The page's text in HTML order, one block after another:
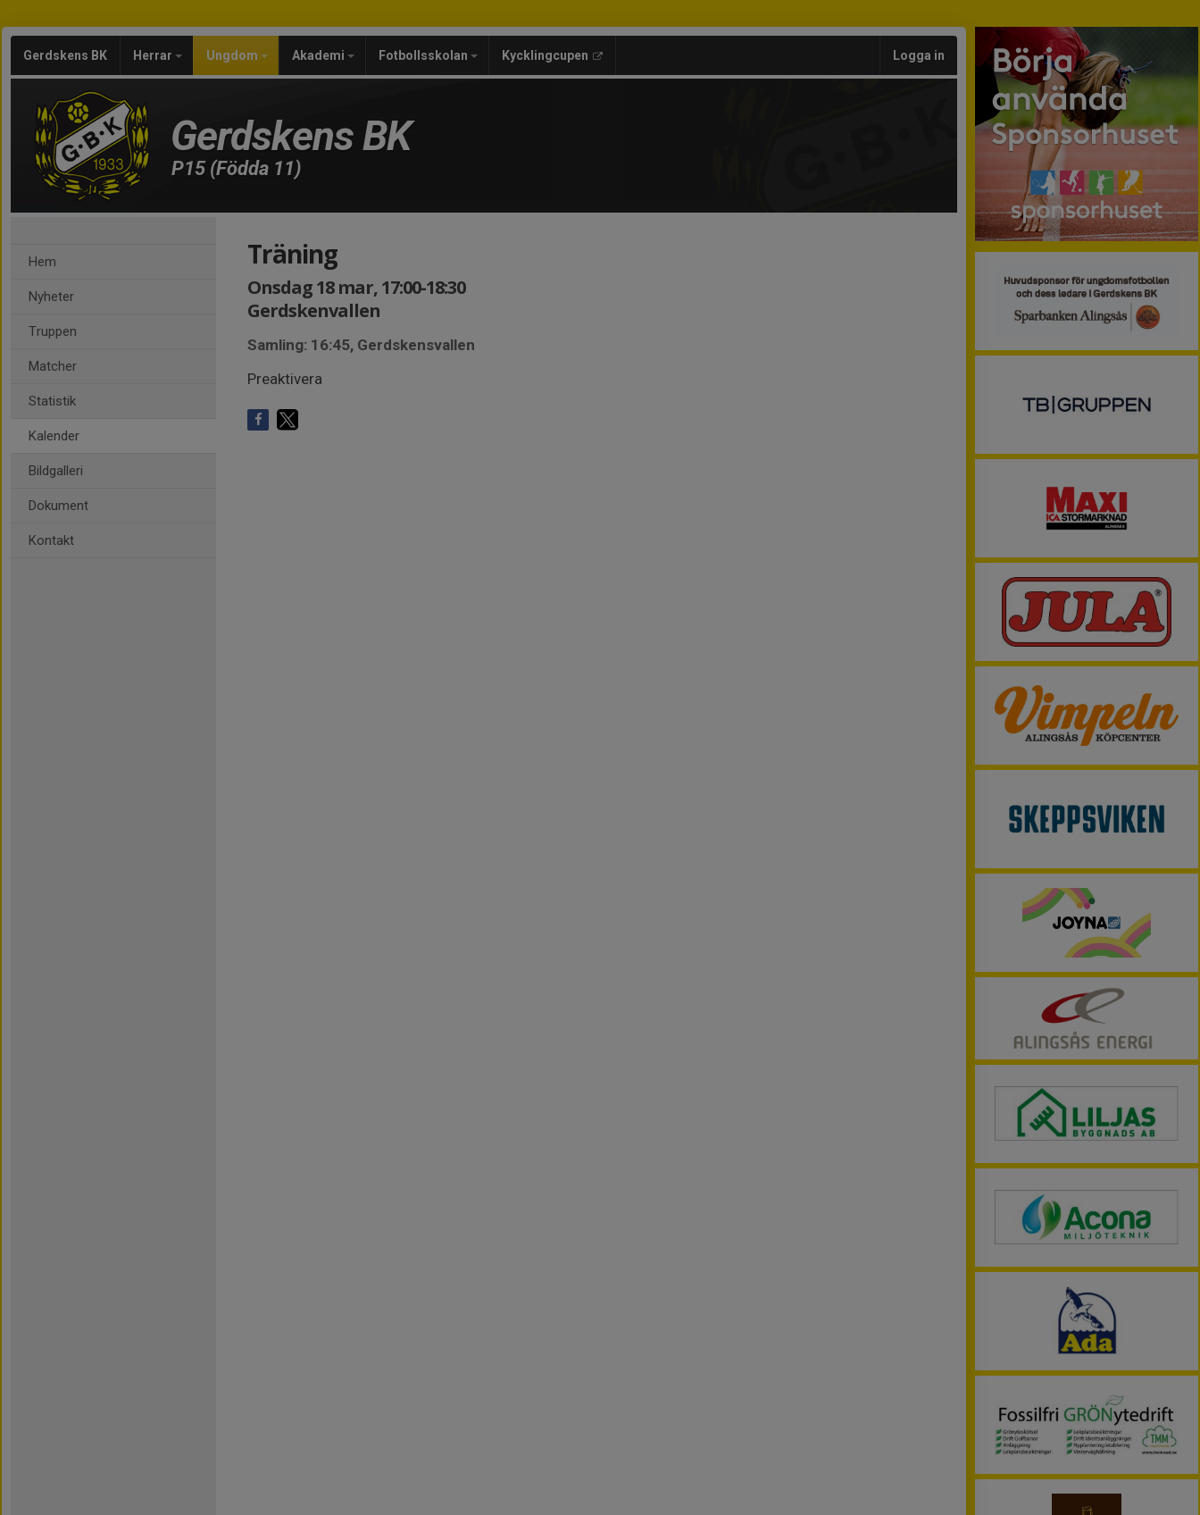
Gerdskens BK Herrar Ungdom Akademi Fotbollsskolan Kycklingcupen Logga in
Gerdskens BK
P15 (Födda 11)
Hem
Nyheter
Truppen
Matcher
Statistik
Kalender
Bildgalleri
Dokument
Kontakt
Träning
Onsdag 18 mar, 17:00-18:30
Gerdskenvallen
Samling: 16:45, Gerdskensvallen
Preaktivera